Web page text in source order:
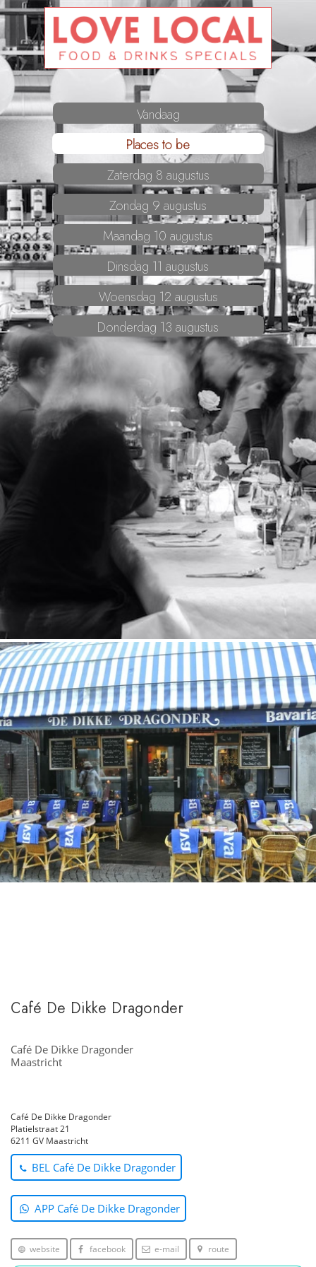
Vandaag
Places to be
Zaterdag 8 augustus
Zondag 9 augustus
Maandag 10 augustus
Dinsdag 11 augustus
Woensdag 12 augustus
Donderdag 13 augustus
Café De Dikke Dragonder
Café De Dikke Dragonder
Maastricht
Café De Dikke Dragonder
Platielstraat 21
6211 GV Maastricht
BEL Café De Dikke Dragonder
APP Café De Dikke Dragonder